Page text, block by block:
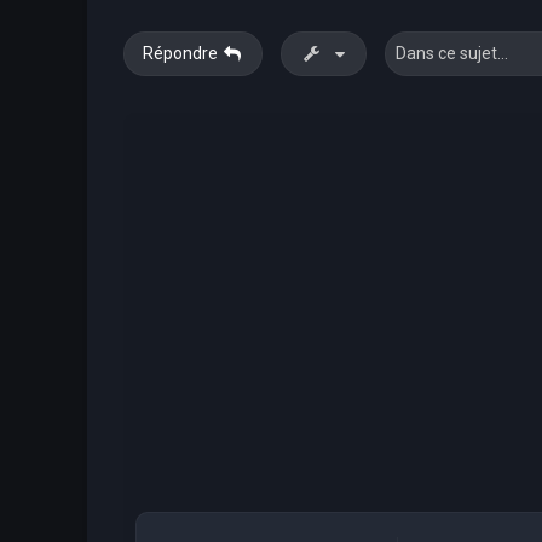
Répondre